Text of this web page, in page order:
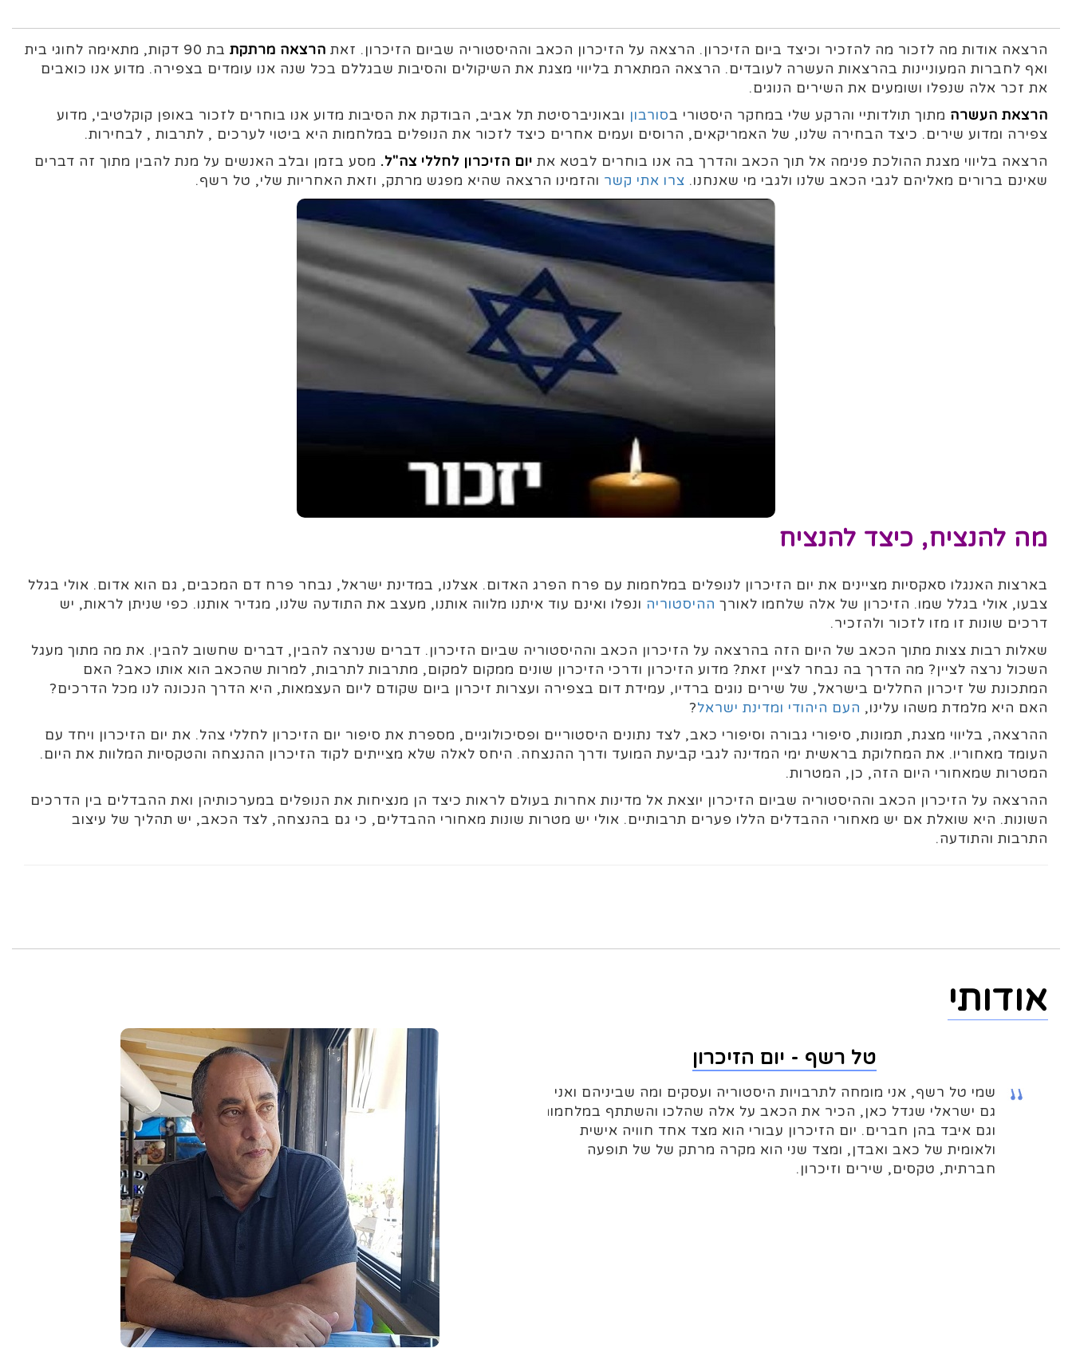
הרצאה אודות מה לזכור מה להזכיר וכיצד ביום הזיכרון. הרצאה על הזיכרון הכאב וההיסטוריה שביום הזיכרון. זאת הרצאה מרתקת
בת 90 דקות, מתאימה לחוגי בית
ואף לחברות המעוניינות בהרצאות העשרה לעובדים. הרצאה המתארת בליווי מצגת את השיקולים והסיבות שבגללם בכל שנה אנו עומדים בצפירה. מדוע אנו כואבים
את זכר אלה שנפלו ושומעים את השירים הנוגים.
הרצאת העשרה מתוך תולדותיי והרקע שלי במחקר היסטורי בסורבון ובאוניברסיטת תל אביב, הבודקת את הסיבות מדוע אנו בוחרים לזכור באופן קוקלטיבי, מדוע
צפירה ומדוע שירים. כיצד הבחירה שלנו, של האמריקאים, הרוסים ועמים אחרים כיצד לזכור את הנופלים במלחמות היא ביטוי לערכים , לתרבות , לבחירות.
הרצאה בליווי מצגת ההולכת פנימה אל תוך הכאב והדרך בה אנו בוחרים לבטא את יום הזיכרון לחללי צה"ל. מסע בזמן ובלב האנשים על מנת להבין מתוך זה דברים
שאינם ברורים מאליהם לגבי הכאב שלנו ולגבי מי שאנחנו. צרו אתי קשר והזמינו הרצאה שהיא מפגש מרתק, וזאת האחריות שלי, טל רשף.
מה להנציח, כיצד להנציח
בארצות האנגלו סאקסיות מציינים את יום הזיכרון לנופלים במלחמות עם פרח הפרג האדום. אצלנו, במדינת ישראל, נבחר פרח דם המכבים, גם הוא אדום. אולי בגלל
צבעו, אולי בגלל שמו. הזיכרון של אלה שלחמו לאורך ההיסטוריה ונפלו ואינם עוד איתנו מלווה אותנו, מעצב את התודעה שלנו, מגדיר אותנו. כפי שניתן לראות, יש
דרכים שונות זו מזו לזכור ולהזכיר.
שאלות רבות צצות מתוך הכאב של היום הזה בהרצאה על הזיכרון הכאב וההיסטוריה שביום הזיכרון. דברים שנרצה להבין, דברים שחשוב להבין. את מה מתוך מעגל
השכול נרצה לציין? מה הדרך בה נבחר לציין זאת? מדוע הזיכרון ודרכי הזיכרון שונים ממקום למקום, מתרבות לתרבות, למרות שהכאב הוא אותו כאב? האם
המתכונת של זיכרון החללים בישראל, של שירים נוגים ברדיו, עמידת דום בצפירה ועצרות זיכרון ביום שקודם ליום העצמאות, היא הדרך הנכונה לנו מכל הדרכים?
האם היא מלמדת משהו עלינו, העם היהודי ומדינת ישראל?
ההרצאה, בליווי מצגת, תמונות, סיפורי גבורה וסיפורי כאב, לצד נתונים היסטוריים ופסיכולוגיים, מספרת את סיפור יום הזיכרון לחללי צהל. את יום הזיכרון ויחד עם
העומד מאחוריו. את המחלוקת בראשית ימי המדינה לגבי קביעת המועד ודרך ההנצחה. היחס לאלה שלא מצייתים לקוד הזיכרון ההנצחה והטקסיות המלוות את היום.
המטרות שמאחורי היום הזה, כן, המטרות.
ההרצאה על הזיכרון הכאב וההיסטוריה שביום הזיכרון יוצאת אל מדינות אחרות בעולם לראות כיצד הן מנציחות את הנופלים במערכותיהן ואת ההבדלים בין הדרכים
השונות. היא שואלת אם יש מאחורי ההבדלים הללו פערים תרבותיים. אולי יש מטרות שונות מאחורי ההבדלים, כי גם בהנצחה, לצד הכאב, יש תהליך של עיצוב
התרבות והתודעה.
אודותי
טל רשף - יום הזיכרון
שמי טל רשף, אני מומחה לתרבויות היסטוריה ועסקים ומה שביניהם ואני
גם ישראלי שגדל כאן, הכיר את הכאב על אלה שהלכו והשתתף במלחמות
וגם איבד בהן חברים. יום הזיכרון עבורי הוא מצד אחד חוויה אישית
ולאומית של כאב ואבדן, ומצד שני הוא מקרה מרתק של של תופעה
חברתית, טקסים, שירים וזיכרון.